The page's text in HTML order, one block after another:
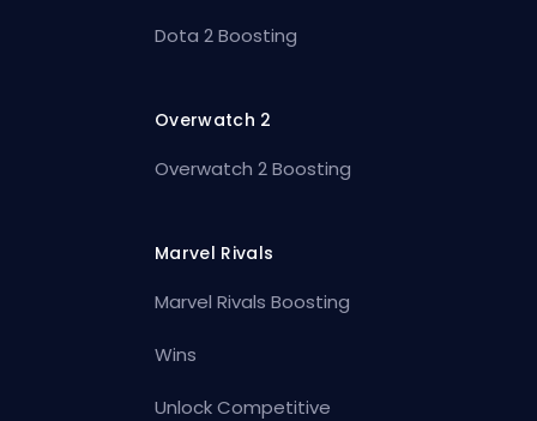
Dota 2 Boosting
Overwatch 2
Overwatch 2 Boosting
Marvel Rivals
Marvel Rivals Boosting
Wins
Unlock Competitive